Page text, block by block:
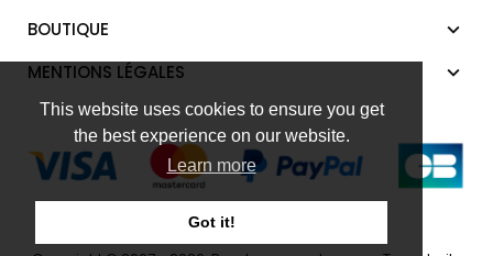
This website uses cookies to ensure you get
the best experience on our website.
Learn more
Got it!
BOUTIQUE
MENTIONS LÉGALES